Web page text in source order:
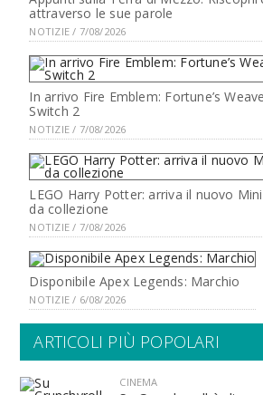
attraverso le sue parole
NOTIZIE / 7/08/2026
In arrivo Fire Emblem: Fortune’s
Switch 2
NOTIZIE / 7/08/2026
LEGO Harry Potter: arriva il nuovo
da collezione
NOTIZIE / 7/08/2026
Disponibile Apex Legends: Marchio
NOTIZIE / 6/08/2026
ARTICOLI PIÙ POPOLARI
CINEMA